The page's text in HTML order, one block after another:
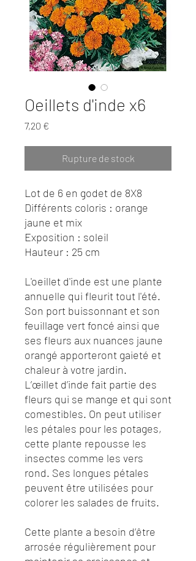
Oeillets d'inde x6
7,20 €
Rupture de stock
Lot de 6 en godet de 8X8
Différents coloris : orange
jaune et mix
Exposition : soleil
Hauteur : 25 cm
L'oeillet d'inde est une plante
annuelle qui fleurit tout l'été.
Son port buissonnant et son
feuillage vert foncé ainsi que
ses fleurs aux nuances jaune
orangé apporteront gaieté et
chaleur à votre jardin.
L’œillet d’inde fait partie des
fleurs qui se mange et qui sont
comestibles. On peut utiliser
les pétales pour les potages,
cette plante repousse les
insectes comme les vers
rond. Ses longues pétales
peuvent être utilisées pour
colorer les salades de fruits.
Cette plante a besoin d’être
arrosée régulièrement pour